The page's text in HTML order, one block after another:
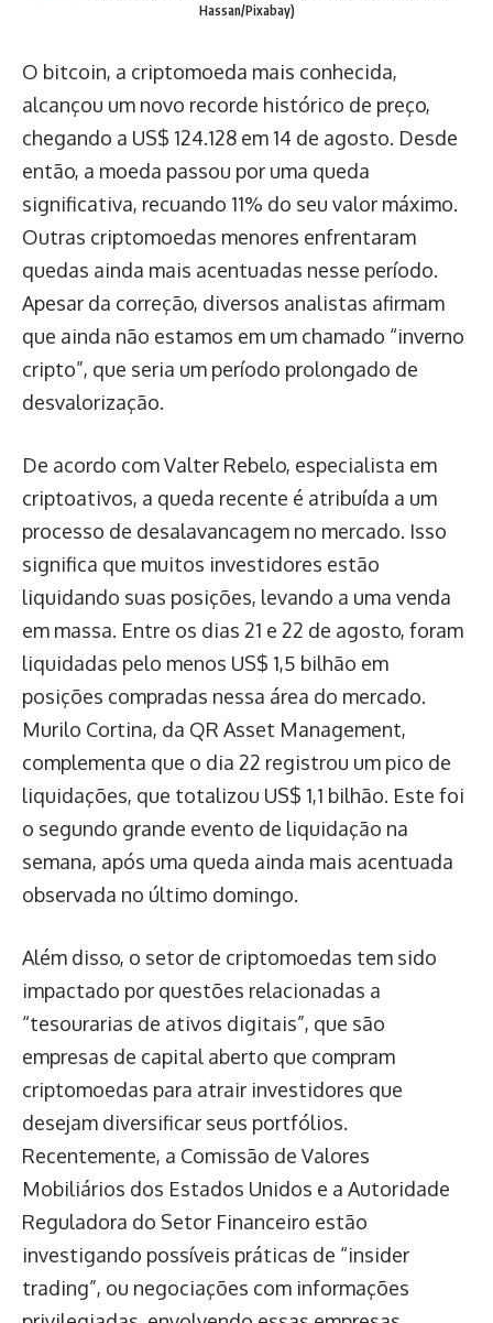
Hassan/Pixabay)
O bitcoin, a criptomoeda mais conhecida,
alcançou um novo recorde histórico de preço,
chegando a US$ 124.128 em 14 de agosto. Desde
então, a moeda passou por uma queda
significativa, recuando 11% do seu valor máximo.
Outras criptomoedas menores enfrentaram
quedas ainda mais acentuadas nesse período.
Apesar da correção, diversos analistas afirmam
que ainda não estamos em um chamado “inverno
cripto”, que seria um período prolongado de
desvalorização.
De acordo com Valter Rebelo, especialista em
criptoativos, a queda recente é atribuída a um
processo de desalavancagem no mercado. Isso
significa que muitos investidores estão
liquidando suas posições, levando a uma venda
em massa. Entre os dias 21 e 22 de agosto, foram
liquidadas pelo menos US$ 1,5 bilhão em
posições compradas nessa área do mercado.
Murilo Cortina, da QR Asset Management,
complementa que o dia 22 registrou um pico de
liquidações, que totalizou US$ 1,1 bilhão. Este foi
o segundo grande evento de liquidação na
semana, após uma queda ainda mais acentuada
observada no último domingo.
Além disso, o setor de criptomoedas tem sido
impactado por questões relacionadas a
“tesourarias de ativos digitais”, que são
empresas de capital aberto que compram
criptomoedas para atrair investidores que
desejam diversificar seus portfólios.
Recentemente, a Comissão de Valores
Mobiliários dos Estados Unidos e a Autoridade
Reguladora do Setor Financeiro estão
investigando possíveis práticas de “insider
trading”, ou negociações com informações